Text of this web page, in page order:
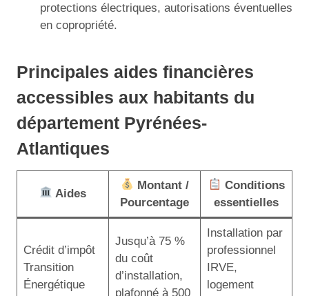
protections électriques, autorisations éventuelles
en copropriété.
Principales aides financières
accessibles aux habitants du
département Pyrénées-
Atlantiques
Aides
Montant /
Pourcentage
Conditions
essentielles
Crédit d’impôt
Transition
Énergétique
Jusqu’à 75 %
du coût
d’installation,
plafonné à 500
Installation par
professionnel
IRVE,
logement